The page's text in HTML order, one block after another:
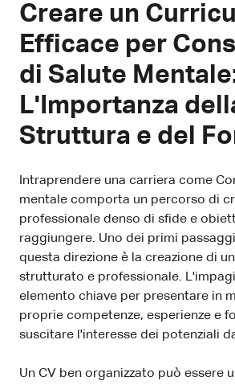
Creare un
Efficace per
di Salute
L'Importanza
Struttura e del
Intraprendere una carriera come
mentale comporta un percorso di
professionale denso di sfide e
raggiungere. Uno dei primi
questa direzione è la creazione di
strutturato e professionale.
elemento chiave per presentare in
proprie competenze, esperienze e
suscitare l'interesse dei potenziali
Un CV ben organizzato può essere